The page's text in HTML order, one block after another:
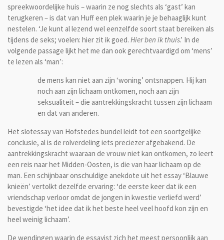
spreekwoordelijke huis – waarin ze nog slechts als ‘gast’ kan
terugkeren – is dat van Huff een plek waarin je je behaaglijk kunt
nestelen. ‘Je kunt al lezend wel eenzelfde soort staat bereiken als
tijdens de seks; voelen: hier zit ik goed. Hier ben ik thuis.’ In de
volgende passage lijkt het me dan ook gerechtvaardigd om ‘mens’
te lezen als ‘man’:
de mens kan niet aan zijn ‘woning’ ontsnappen. Hij kan
noch aan zijn lichaam ontkomen, noch aan zijn
seksualiteit – die aantrekkingskracht tussen zijn lichaam
en dat van anderen.
Het slotessay van Hofstedes bundel leidt tot een soortgelijke
conclusie, al is de rolverdeling iets preciezer afgebakend. De
aantrekkingskracht waaraan de vrouw niet kan ontkomen, zo leert
een reis naar het Midden-Oosten, is die van haar lichaam op de
man. Een schijnbaar onschuldige anekdote uit het essay ‘Blauwe
knieën’ vertolkt dezelfde ervaring: ‘de eerste keer dat ik een
vriendschap verloor omdat de jongen in kwestie verliefd werd’
bevestigde ‘het idee dat ik het beste heel veel hoofd kon zijn en
heel weinig lichaam’.
De wendingen waarin de essayist zich het meest persoonlijk aan